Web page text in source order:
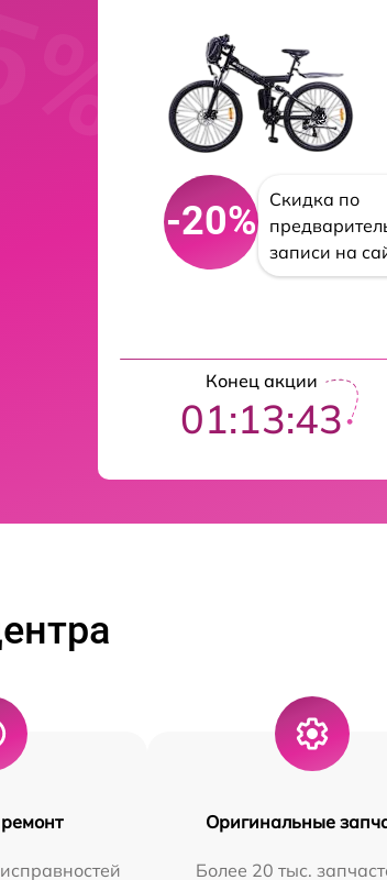
-20%
Скидка по
записи на
Конец акции
01:13:42
Оригинальные
Более 20 тыс.